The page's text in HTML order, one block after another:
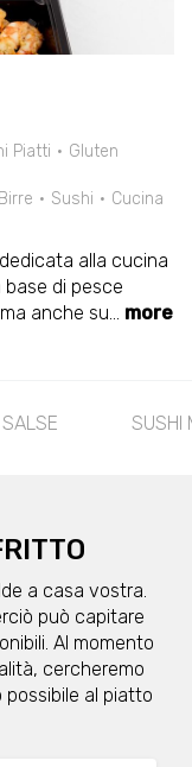
Piatti
Gluten
Birre Sushi
Cucina
alla cucina
base di pesce
anche su... more
SALSE SUSHI
a casa vostra.
può capitare
Al momento
cercheremo
possibile al piatto